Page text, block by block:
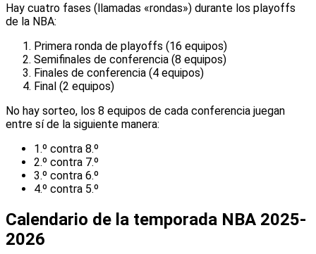
Hay cuatro fases (llamadas «rondas») durante los playoffs
de la NBA:
Primera ronda de playoffs (16 equipos)
Semifinales de conferencia (8 equipos)
Finales de conferencia (4 equipos)
Final (2 equipos)
No hay sorteo, los 8 equipos de cada conferencia juegan
entre sí de la siguiente manera:
1.º contra 8.º
2.º contra 7.º
3.º contra 6.º
4.º contra 5.º
Calendario de la temporada NBA 2025-
2026